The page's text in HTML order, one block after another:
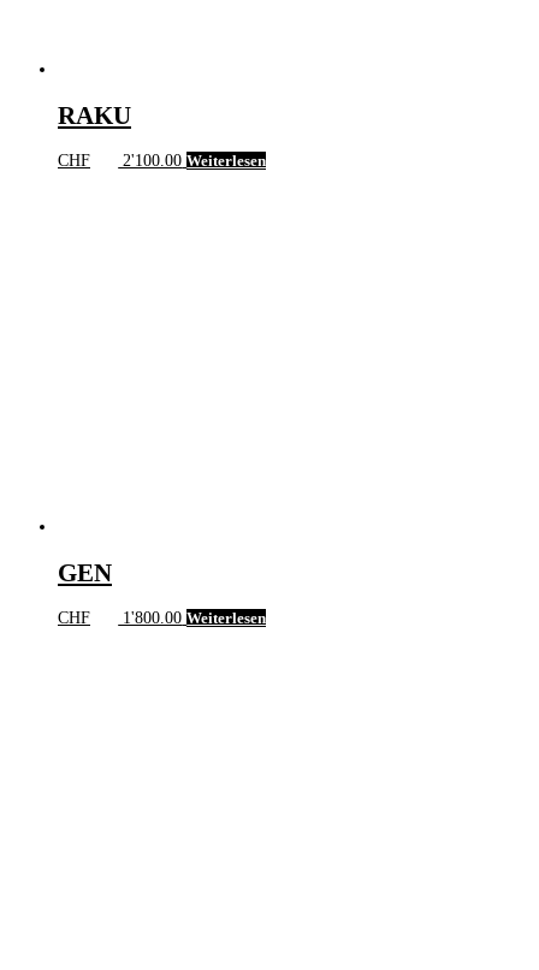
RAKU
CHF 2'100.00 Weiterlesen
GEN
CHF 1'800.00 Weiterlesen